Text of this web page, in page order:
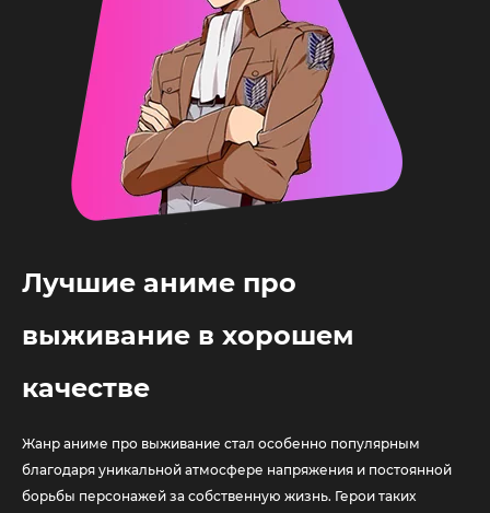
Лучшие аниме про
выживание в хорошем
качестве
Жанр аниме про выживание стал особенно популярным
благодаря уникальной атмосфере напряжения и постоянной
борьбы персонажей за собственную жизнь. Герои таких